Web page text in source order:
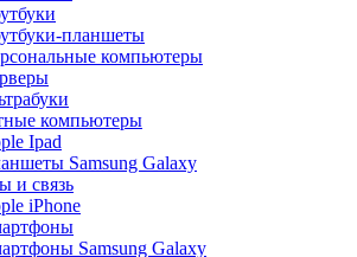
планшеты
компьютеры
компьютеры
Ipad
Samsung Galaxy
и связь
iPhone
Samsung Galaxy